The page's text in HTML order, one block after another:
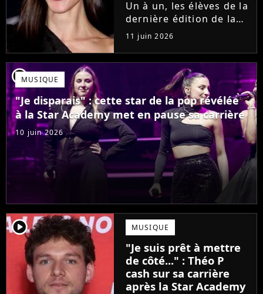
Star Academy
Un à un, les élèves de la
dernière édition de la
Star Academy se font
une place dans le nid.
Dans le sillage d'Ambre,
c'est au tour de Lily
Campa de présenter
son univers à travers...
11 juin 2026
player2MUSIQUE
"Je disparais" : cette star de la pop révélée
à la Star Academy met en pause sa carrière
10 juin 2026
player2 MUSIQUE
"Je suis prêt à mettre
de côté..." : Théo P
cash sur sa carrière
après la Star Academy